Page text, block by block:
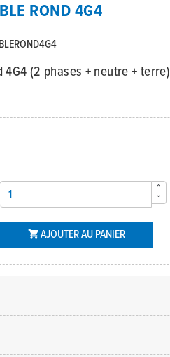
ROND 4G4
(2 phases + neutre + terre)
AJOUTER AU PANIER